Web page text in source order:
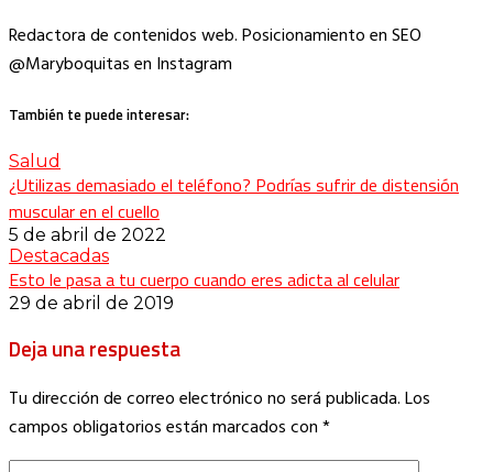
Redactora de contenidos web. Posicionamiento en SEO
@Maryboquitas en Instagram
También te puede interesar:
Salud
¿Utilizas demasiado el teléfono? Podrías sufrir de distensión
muscular en el cuello
5 de abril de 2022
Destacadas
Esto le pasa a tu cuerpo cuando eres adicta al celular
29 de abril de 2019
Deja una respuesta
Tu dirección de correo electrónico no será publicada.Los
campos obligatorios están marcados con*